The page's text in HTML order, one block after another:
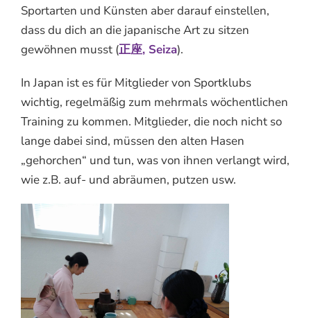
Sportarten und Künsten aber darauf einstellen,
dass du dich an die japanische Art zu sitzen
gewöhnen musst (正座, Seiza).
In Japan ist es für Mitglieder von Sportklubs
wichtig, regelmäßig zum mehrmals wöchentlichen
Training zu kommen. Mitglieder, die noch nicht so
lange dabei sind, müssen den alten Hasen
„gehorchen“ und tun, was von ihnen verlangt wird,
wie z.B. auf- und abräumen, putzen usw.